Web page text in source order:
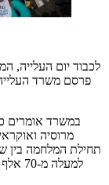
לכבוד יום העלייה,
פרסם משרד
במשרד אומרים
מרוסיה
תחילת המלחמה בין